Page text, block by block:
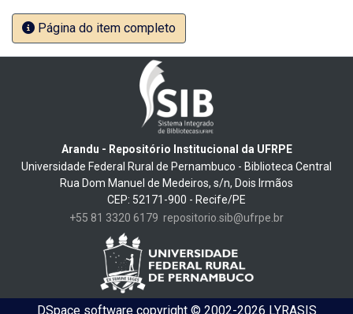
Página do item completo
Arandu - Repositório Institucional da UFRPE
Universidade Federal Rural de Pernambuco - Biblioteca Central
Rua Dom Manuel de Medeiros, s/n, Dois Irmãos
CEP: 52171-900 - Recife/PE
+55 81 3320 6179 repositorio.sib@ufrpe.br
DSpace softwarecopyright © 2002-2026 LYRASIS